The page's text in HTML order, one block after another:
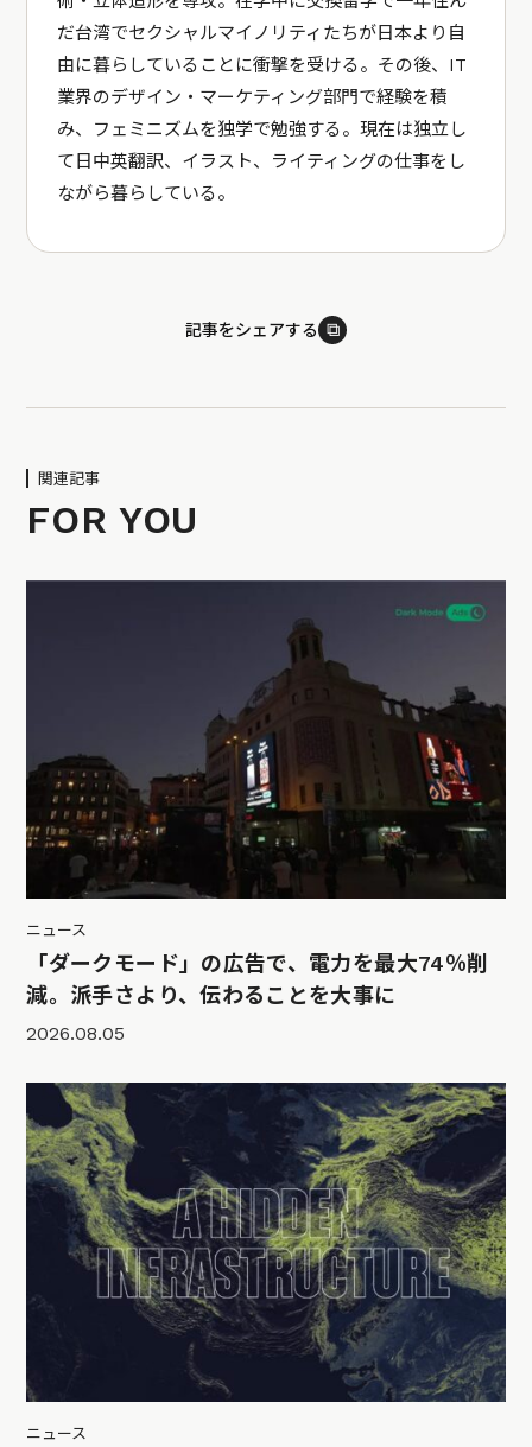
だ台湾でセクシャルマイノリティたちが日本より自
由に暮らしていることに衝撃を受ける。その後、IT
業界のデザイン・マーケティング部門で経験を積
み、フェミニズムを独学で勉強する。現在は独立し
て日中英翻訳、イラスト、ライティングの仕事をし
ながら暮らしている。
記事をシェアする ⧉
関連記事
FOR YOU
ニュース
「ダークモード」の広告で、電力を最大74％削
減。派手さより、伝わることを大事に
2026.08.05
ニュース